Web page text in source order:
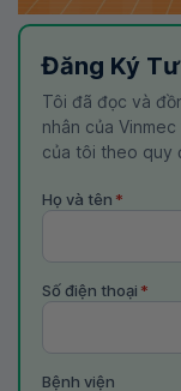
Đăng Ký
Tôi đã đọc và
nhân của
của tôi theo quy
Họ và tên *
Số điện thoại *
Bệnh viện